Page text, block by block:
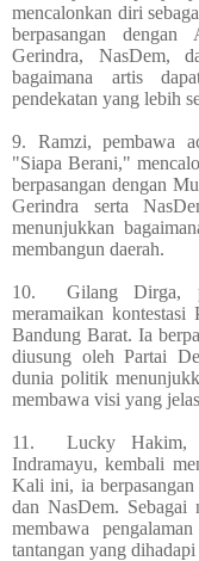
mencalonkan diri
berpasangan
Gerindra, NasDem,
bagaimana artis
pendekatan yang lebih
9. Ramzi, pembawa
"Siapa Berani,"
berpasangan dengan
Gerindra serta
menunjukkan
membangun daerah.
10.
Gilang Dirga,
meramaikan
Bandung Barat. Ia
diusung oleh Partai
dunia politik
membawa visi yang
11.
Lucky Hakim,
Indramayu, kembali
Kali ini, ia
dan NasDem. Sebagai
membawa
tantangan yang